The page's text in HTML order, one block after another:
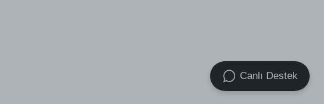
Canlı Destek